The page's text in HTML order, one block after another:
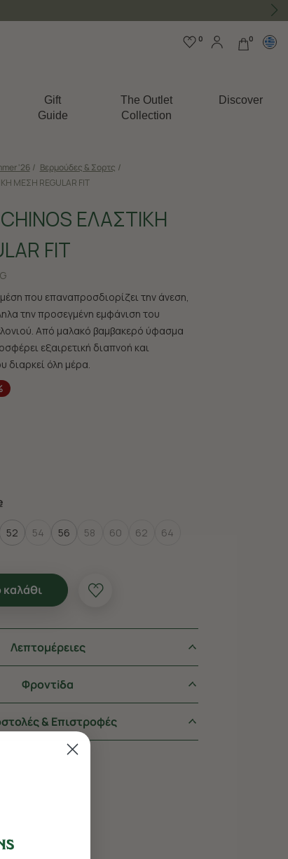
0 0
Gift
Guide
The Outlet
Collection
Discover
'26 / Βερμούδες & Σορτς /
ΜΕΣΗ REGULAR FIT
ΕΛΑΣΤΙΚΗ
FIT
που επαναπροσδιορίζει την άνεση,
την προσεγμένη εμφάνιση του
Από μαλακό βαμβακερό ύφασμα
εξαιρετική διαπνοή και
όλη μέρα.
52 54 56 58 60 62 64
Λεπτομέρειες
Φροντiδα
& Επιστροφές